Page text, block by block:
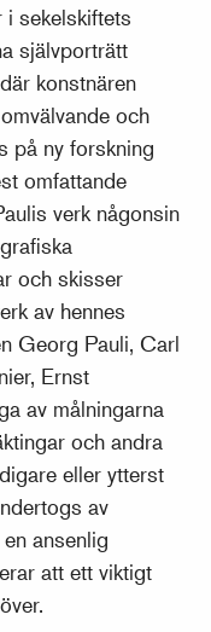
i sekelskiftets
självporträtt
konstnären
och
på ny forskning
omfattande
verk någonsin
och skisser
av hennes
Georg Pauli, Carl
Ernst
av målningarna
och andra
eller ytterst
av
ansenlig
att ett viktigt